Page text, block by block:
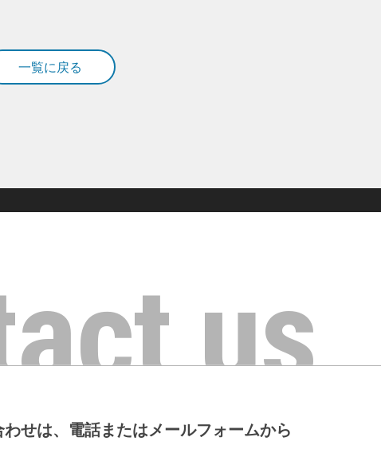
一覧に戻る
us
せは、電話またはメールフォームから